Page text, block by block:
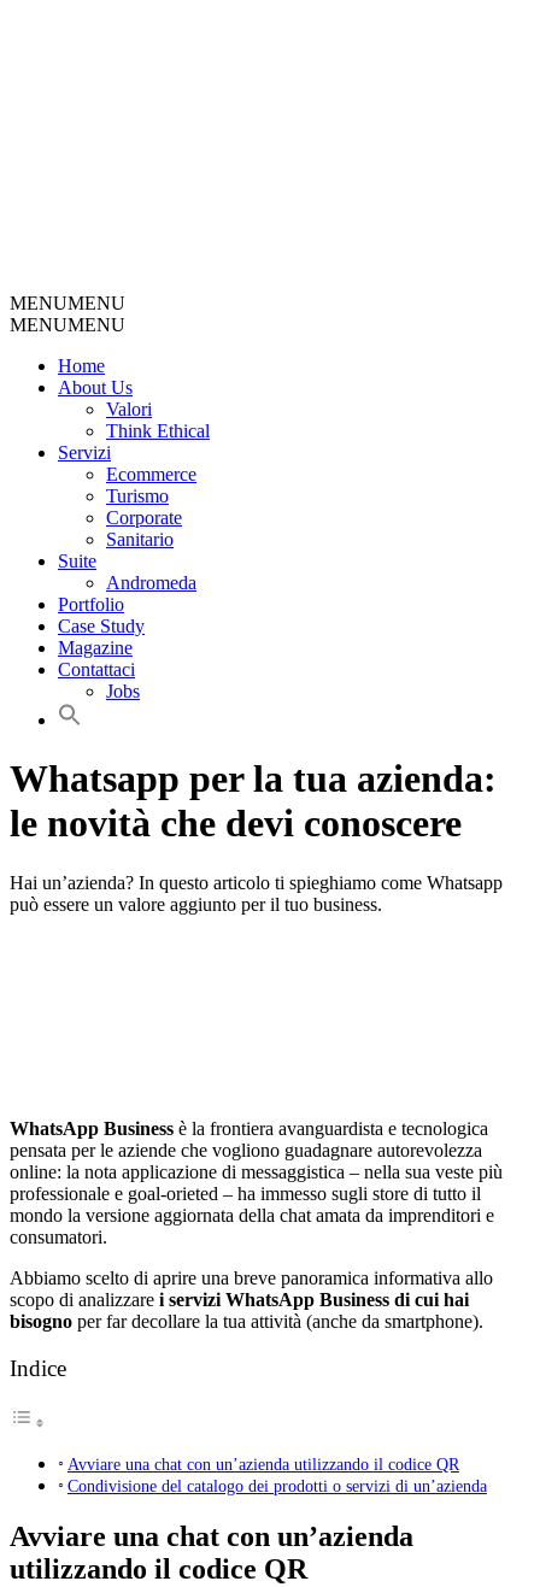
MENUMENU
MENUMENU
Home
About Us
Valori
Think Ethical
Servizi
Ecommerce
Turismo
Corporate
Sanitario
Suite
Andromeda
Portfolio
Case Study
Magazine
Contattaci
Jobs
Whatsapp per la tua azienda:
le novità che devi conoscere
Hai un’azienda? In questo articolo ti spieghiamo come Whatsapp
può essere un valore aggiunto per il tuo business.
WhatsApp Business è la frontiera avanguardista e tecnologica
pensata per le aziende che vogliono guadagnare autorevolezza
online: la nota applicazione di messaggistica – nella sua veste più
professionale e goal-orieted – ha immesso sugli store di tutto il
mondo la versione aggiornata della chat amata da imprenditori e
consumatori.
Abbiamo scelto di aprire una breve panoramica informativa allo
scopo di analizzare i servizi WhatsApp Business di cui hai
bisogno per far decollare la tua attività (anche da smartphone).
Indice
Avviare una chat con un’azienda utilizzando il codice QR
Condivisione del catalogo dei prodotti o servizi di un’azienda
Avviare una chat con un’azienda
utilizzando il codice QR